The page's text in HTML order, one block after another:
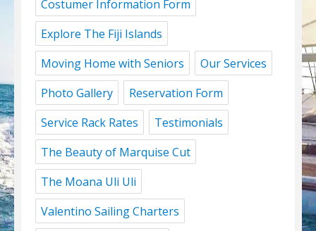
Costumer Information Form
Explore The Fiji Islands
Moving Home with Seniors
Our Services
Photo Gallery
Reservation Form
Service Rack Rates
Testimonials
The Beauty of Marquise Cut
The Moana Uli Uli
Valentino Sailing Charters